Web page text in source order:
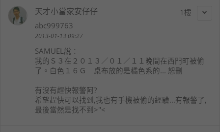
1
天才小當家安仔仔
abc999763
2013-01-13 09:27
SAMUEL 說：
我的Ｓ３在２０１３／０１／１１晚間在西門町被偷
了。白色１６Ｇ 桌布放的是橘色系的... 恕刪
有沒有趕快報警阿?
希望趕快可以找到,我也有手機被偷的經驗...有報警了,
最後當然是找不到>"<